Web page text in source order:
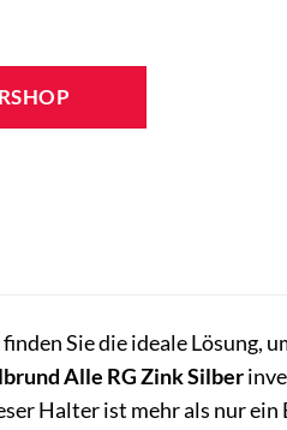
Sie die ideale Lösung,
Alle RG Zink Silber
Halter ist mehr als nur